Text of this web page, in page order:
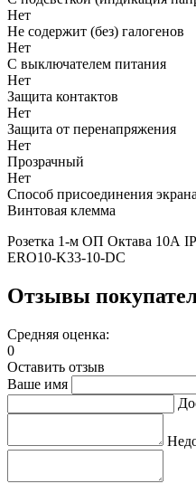
Нет
Не содержит (без) галогенов
Нет
С выключателем питания
Нет
Защита контактов
Нет
Защита от перенапряжения
Нет
Прозрачный
Нет
Способ присоединения экрана
Винтовая клемма
Розетка 1-м ОП Октава 10А
ERO10-K33-10-DC
Отзывы
Средняя оценка:
0
Оставить отзыв
Ваше имя